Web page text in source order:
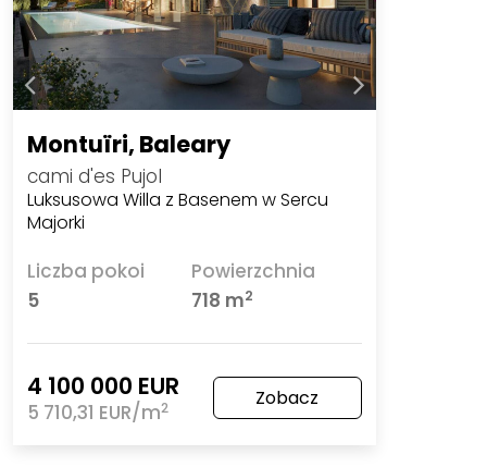
Montuïri, Baleary
cami d'es Pujol
Luksusowa Willa z Basenem w Sercu
Majorki
Liczba pokoi
5
Powierzchnia
718 m2
4 100 000 EUR
5 710,31 EUR/m2 Zobacz